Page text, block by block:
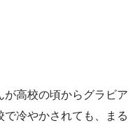
高校の頃からグラビア
冷やかされても、まる